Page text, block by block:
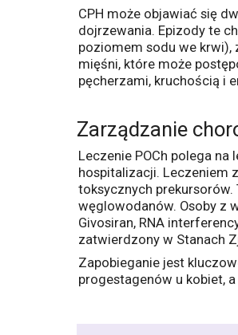
CPH może objawiać się
dojrzewania. Epizody te
poziomem sodu we krwi),
mięśni, które może
pęcherzami, kruchością i
Zarządzanie
Leczenie POCh polega
hospitalizacji. Leczeniem
toksycznych
węglowodanów. Osoby z
Givosiran, RNA
zatwierdzony w Stanach
Zapobieganie jest
progestagenów u kobiet,